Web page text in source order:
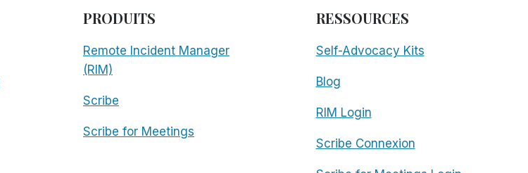
PRODUITS
Remote Incident Manager
(RIM)
Scribe
Scribe for Meetings
RESSOURCES
Self-Advocacy Kits
Blog
RIM Login
Scribe Connexion